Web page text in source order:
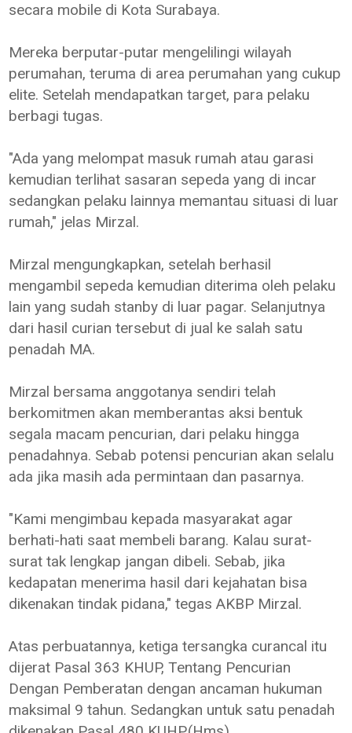
secara mobile di Kota Surabaya.
Mereka berputar-putar mengelilingi wilayah
perumahan, teruma di area perumahan yang cukup
elite. Setelah mendapatkan target, para pelaku
berbagi tugas.
"Ada yang melompat masuk rumah atau garasi
kemudian terlihat sasaran sepeda yang di incar
sedangkan pelaku lainnya memantau situasi di luar
rumah," jelas Mirzal.
Mirzal mengungkapkan, setelah berhasil
mengambil sepeda kemudian diterima oleh pelaku
lain yang sudah stanby di luar pagar. Selanjutnya
dari hasil curian tersebut di jual ke salah satu
penadah MA.
Mirzal bersama anggotanya sendiri telah
berkomitmen akan memberantas aksi bentuk
segala macam pencurian, dari pelaku hingga
penadahnya. Sebab potensi pencurian akan selalu
ada jika masih ada permintaan dan pasarnya.
"Kami mengimbau kepada masyarakat agar
berhati-hati saat membeli barang. Kalau surat-
surat tak lengkap jangan dibeli. Sebab, jika
kedapatan menerima hasil dari kejahatan bisa
dikenakan tindak pidana," tegas AKBP Mirzal.
Atas perbuatannya, ketiga tersangka curancal itu
dijerat Pasal 363 KHUP, Tentang Pencurian
Dengan Pemberatan dengan ancaman hukuman
maksimal 9 tahun. Sedangkan untuk satu penadah